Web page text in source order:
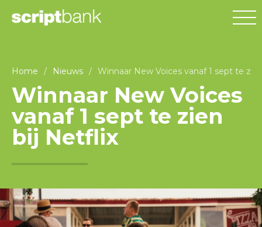
Home / Nieuws / Winnaar New Voices vanaf 1 sept te
Winnaar New Voices
vanaf 1 sept te zien
bij Netflix